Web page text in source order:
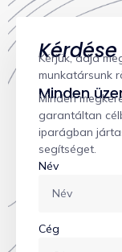
Kérjük, adja
munkatársunk
Minden
Minden
garantáltan
iparágban
segítséget.
Név
Cég